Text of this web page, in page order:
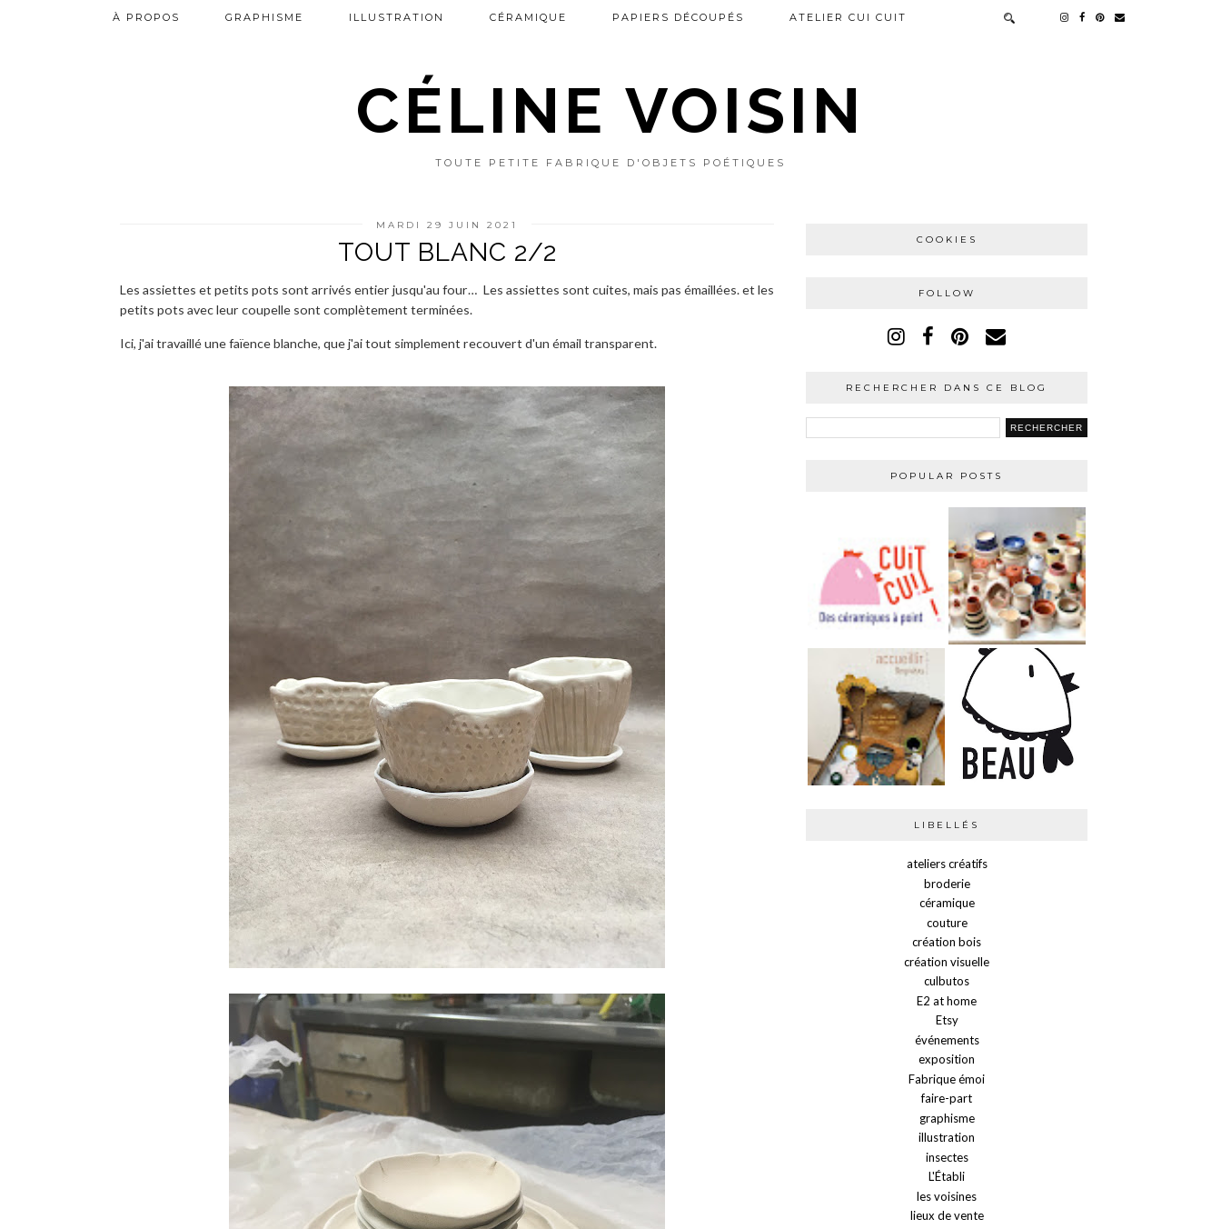
CÉLINE VOISIN
TOUTE PETITE FABRIQUE D'OBJETS POÉTIQUES
À PROPOS GRAPHISME ILLUSTRATION CÉRAMIQUE PAPIERS DÉCOUPÉS ATELIER CUI CUIT
MARDI 29 JUIN 2021
TOUT BLANC 2/2
Les assiettes et petits pots sont arrivés entier jusqu'au four… Les assiettes sont cuites, mais pas émaillées. et les
petits pots avec leur coupelle sont complètement terminées.
Ici, j'ai travaillé une faïence blanche, que j'ai tout simplement recouvert d'un émail transparent.
COOKIES
FOLLOW
RECHERCHER DANS CE BLOG
POPULAR POSTS
LIBELLÉS
ateliers créatifs
broderie
céramique
couture
création bois
création visuelle
culbutos
E2 at home
Etsy
événements
exposition
Fabrique émoi
faire-part
graphisme
illustration
insectes
L'Établi
les voisines
lieux de vente